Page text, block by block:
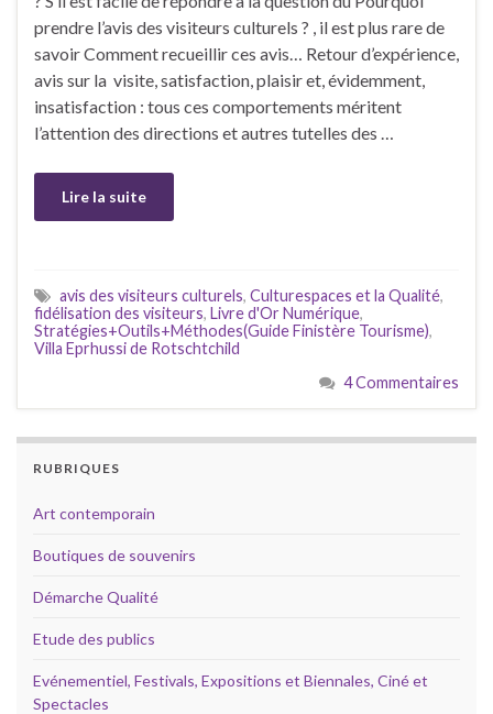
prendre l’avis des visiteurs culturels ? , il est plus rare de
savoir Comment recueillir ces avis… Retour d’expérience,
avis sur la visite, satisfaction, plaisir et, évidemment,
insatisfaction : tous ces comportements méritent
l’attention des directions et autres tutelles des …
Lire la suite
avis des visiteurs culturels, Culturespaces et la Qualité,
fidélisation des visiteurs, Livre d'Or Numérique,
Stratégies+Outils+Méthodes(Guide Finistère Tourisme),
Villa Eprhussi de Rotschtchild
4 Commentaires
RUBRIQUES
Art contemporain
Boutiques de souvenirs
Démarche Qualité
Etude des publics
Evénementiel, Festivals, Expositions et Biennales, Ciné et
Spectacles